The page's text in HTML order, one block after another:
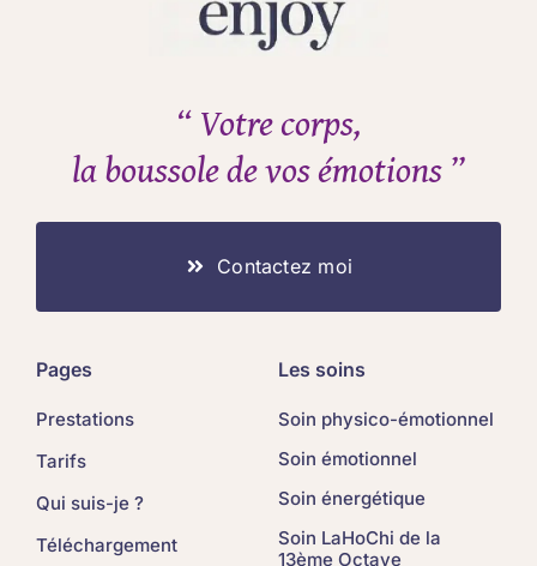
“ Votre corps,
la boussole de vos émotions ”
Contactez moi
Pages
Prestations
Tarifs
Qui suis-je ?
Téléchargement
Les soins
Soin physico-émotionnel
Soin émotionnel
Soin énergétique
Soin LaHoChi de la
13ème Octave